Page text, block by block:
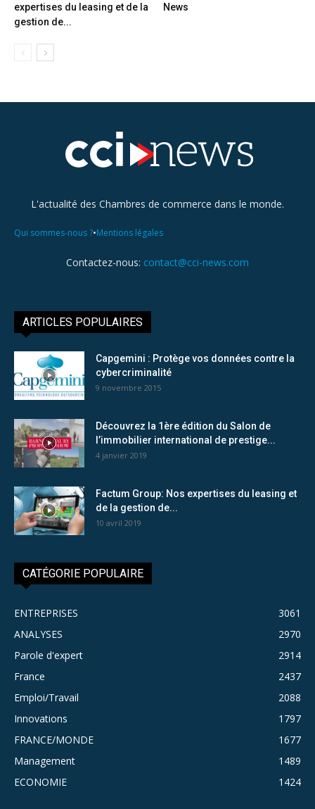
expertises du leasing et de la
gestion de...
News
L'actualité des Chambres de commerce dans le monde.
Qui sommes-nous ?•Mentions légales
Contactez-nous: contact@cci-news.com
ARTICLES POPULAIRES
Capgemini : Protège vos données contre la
cybercriminalité
9 novembre 2015
Découvrez la 1ère édition du Salon de
l’immobilier international de prestige...
4 janvier 2019
Factum Group: Nos expertises du leasing et
de la gestion de...
10 avril 2019
CATÉGORIE POPULAIRE
ENTREPRISES
3061
ANALYSES
2970
Parole d'expert
2914
France
2437
Emploi/Travail
2088
Innovations
1797
FRANCE/MONDE
1677
Management
1489
ECONOMIE
1424